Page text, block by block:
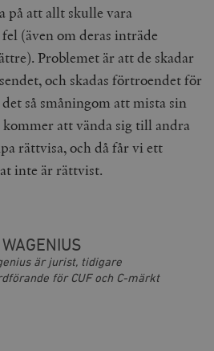
på att allt skulle vara
(även om deras inträde
Problemet är att de skadar
och skadas förtroendet för
så småningom att mista sin
att vända sig till andra
rättvisa, och då får vi ett
inte är rättvist.
är jurist, tidigare
för CUF och C-märkt